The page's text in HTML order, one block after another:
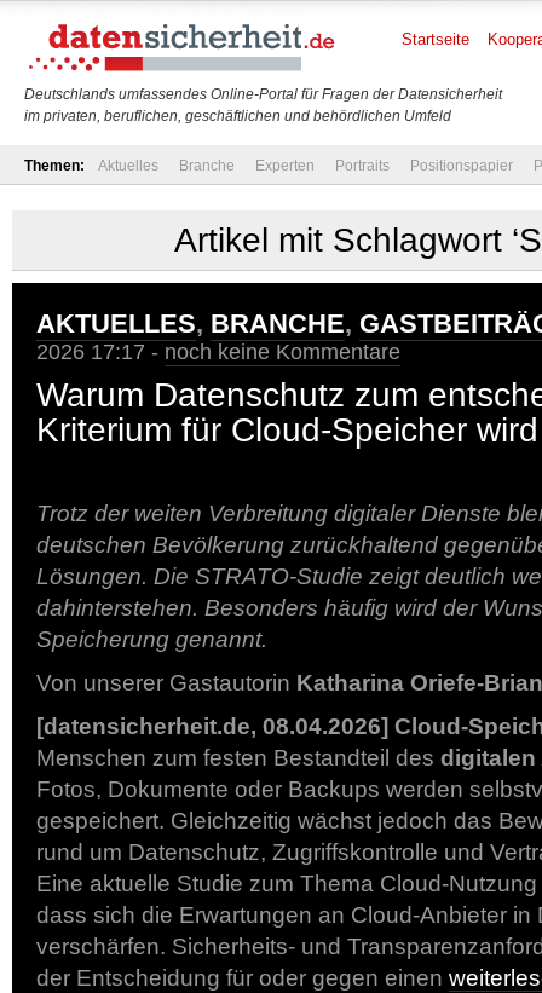
Deutschlands umfassendes Online-Portal für Fragen der Datensicherheit
im privaten, beruflichen, geschäftlichen und behördlichen Umfeld
Startseite
Themen: Aktuelles Branche Experten Portraits Positionspapier
Artikel mit Schlagwort
AKTUELLES, BRANCHE,
2026 17:17 - noch keine Kommentare
Warum Datenschutz zum
Kriterium für Cloud-Speicher wird
Trotz der weiten Verbreitung digitaler Dienste
deutschen Bevölkerung zurückhaltend
Lösungen. Die STRATO-Studie zeigt deutlich
dahinterstehen. Besonders häufig wird der
Speicherung genannt.
Von unserer Gastautorin Katharina Oriefe-
[datensicherheit.de, 08.04.2026] Cloud-
Menschen zum festen Bestandteil des digitalen
Fotos, Dokumente oder Backups werden
gespeichert. Gleichzeitig wächst jedoch das
rund um Datenschutz, Zugriffskontrolle und
Eine aktuelle Studie zum Thema Cloud-
dass sich die Erwartungen an Cloud-Anbieter in
verschärfen. Sicherheits- und
der Entscheidung für oder gegen einen